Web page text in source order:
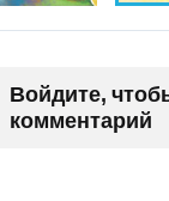
Войдите,
комментарий